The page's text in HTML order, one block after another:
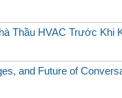
Thầu HVAC Trước Khi
and Future of